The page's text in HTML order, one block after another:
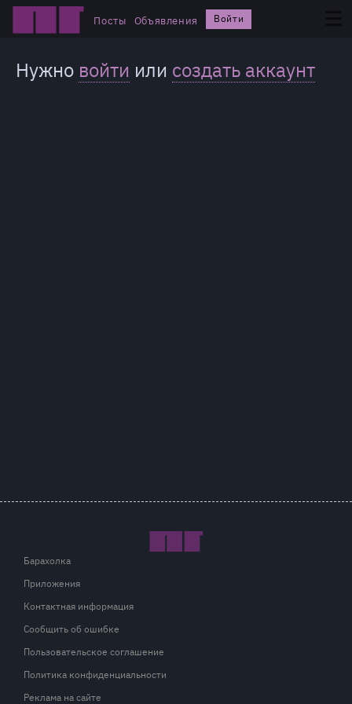
Посты Объявления Войти
Нужно войти или создать аккаунт
Барахолка
Приложения
Контактная информация
Сообщить об ошибке
Пользовательское соглашение
Политика конфиденциальности
Реклама на сайте